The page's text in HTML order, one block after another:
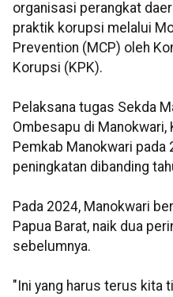
organisasi perangkat
praktik korupsi melalui
Prevention (MCP) oleh
Korupsi (KPK).
Pelaksana tugas Sekda
Ombesapu di Manokwari,
Pemkab Manokwari pada
peningkatan dibanding
Pada 2024, Manokwari
Papua Barat, naik dua
sebelumnya.
"Ini yang harus terus kita